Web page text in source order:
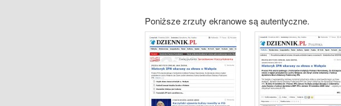
Poniższe zrzuty ekranowe są autentyczne.